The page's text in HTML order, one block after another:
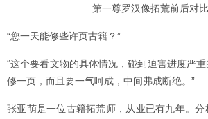
第一尊罗汉像拓荒前后对
“您一天能修些许页古籍？”
“这个要看文物的具体情况，碰到迫害进度严
修一页，而且要一气呵成，中间弗成断绝。”
张亚萌是一位古籍拓荒师，从业已有九年。分